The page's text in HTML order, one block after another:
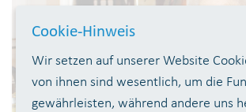
Cookie-Hinweis
Wir setzen auf unserer Website
von ihnen sind wesentlich, um die
gewährleisten, während andere uns